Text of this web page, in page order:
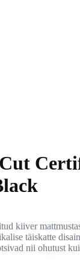
kiiver
täiskatte
nii ohutust